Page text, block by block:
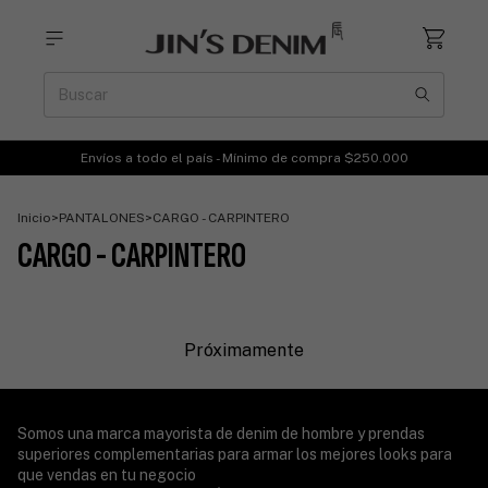
Envíos a todo el país - Mínimo de compra $250.000
Inicio>PANTALONES>CARGO - CARPINTERO
CARGO - CARPINTERO
Próximamente
Somos una marca mayorista de denim de hombre y prendas
superiores complementarias para armar los mejores looks para
que vendas en tu negocio